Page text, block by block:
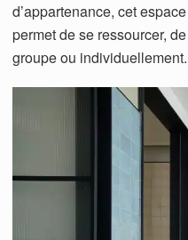
d’appartenance, cet
permet de se ressourcer,
groupe ou